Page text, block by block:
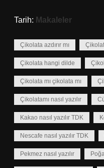
Tarih: Makaleler
Çikolata azdırır mı
Çikolata hangi dilde
Çikolata mı çikolata mı
Çikolatamı nasıl yazılır
Kakao nasıl yazılır TDK
Nescafe nasıl yazılır TDK
Pekmez nasıl yazılır